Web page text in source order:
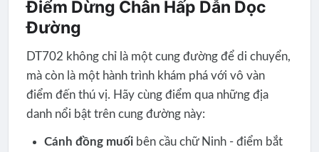
Điểm Dừng Chân Hấp Dẫn Dọc
Đường
DT702 không chỉ là một cung đường để di chuyển,
mà còn là một hành trình khám phá với vô vàn
điểm đến thú vị. Hãy cùng điểm qua những địa
danh nổi bật trên cung đường này:
Cánh đồng muốibên cầu chữ Ninh - điểm bắt